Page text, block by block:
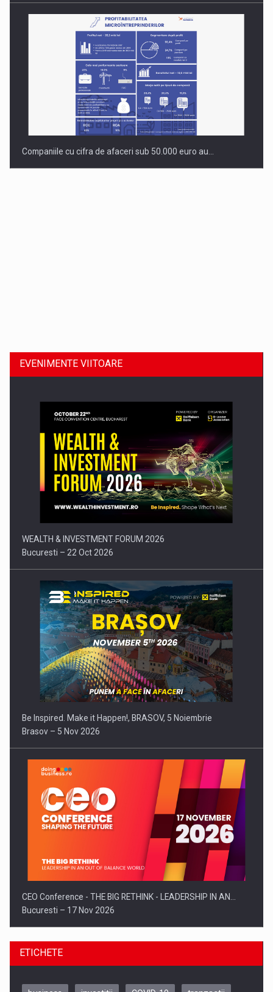
Companiile cu cifra de afaceri sub 50.000 euro au…
Comunicat de presa: Joburile part-time reincep sa intre pe…
EVENIMENTE VIITOARE
WEALTH & INVESTMENT FORUM 2026
Bucuresti – 22 Oct 2026
Be Inspired. Make it Happen!, BRASOV, 5 Noiembrie
Brasov – 5 Nov 2026
CEO Conference - THE BIG RETHINK - LEADERSHIP IN AN…
Bucuresti – 17 Nov 2026
ETICHETE